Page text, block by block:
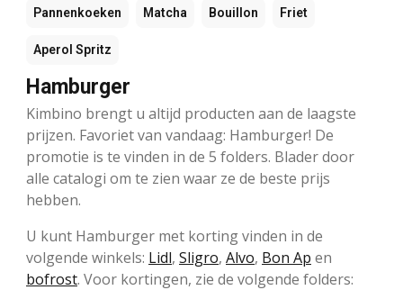
Pannenkoeken Matcha Bouillon Friet
Aperol Spritz
Hamburger
Kimbino brengt u altijd producten aan de laagste
prijzen. Favoriet van vandaag: Hamburger! De
promotie is te vinden in de 5 folders. Blader door
alle catalogi om te zien waar ze de beste prijs
hebben.
U kunt Hamburger met korting vinden in de
volgende winkels: Lidl, Sligro, Alvo, Bon Ap en
bofrost. Voor kortingen, zie de volgende folders: